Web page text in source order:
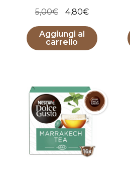
5,00€
prezzo
originale
era:
4,80€Il
prezzo
attuale
è:
Aggiungi al
carrello